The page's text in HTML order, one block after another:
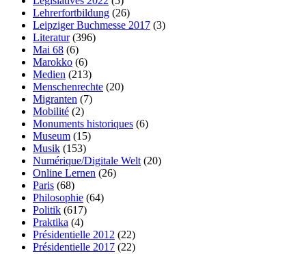
Lehrerfortbildung (26)
Leipziger Buchmesse 2017 (3)
Literatur(396)
Mai 68 (6)
Marokko (6)
Medien (213)
Menschenrechte (20)
Migranten (7)
Mobilité (2)
Monuments historiques (6)
Museum (15)
Musik (153)
Numérique/Digitale Welt (20)
Online Lernen (26)
Paris (68)
Philosophie (64)
Politik (617)
Praktika (4)
Présidentielle 2012 (22)
Présidentielle 2017 (22)